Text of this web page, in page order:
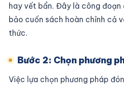
hay vết bẩn. Đây là công đoạn
bảo cuốn sách hoàn chỉnh cả
thức.
Bước 2: Chọn phương
Việc lựa chọn phương pháp